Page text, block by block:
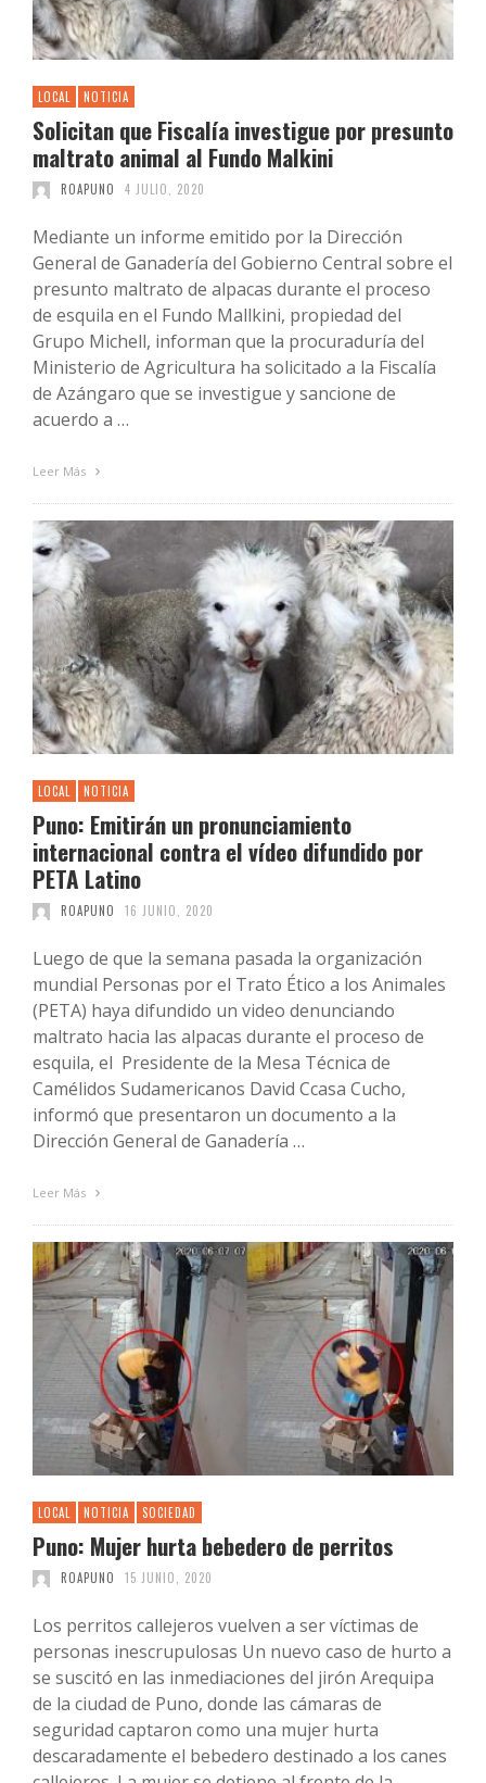
LOCAL NOTICIA
Solicitan que Fiscalía investigue por presunto
maltrato animal al Fundo Malkini
ROAPUNO 4 JULIO, 2020
Mediante un informe emitido por la Dirección
General de Ganadería del Gobierno Central sobre el
presunto maltrato de alpacas durante el proceso
de esquila en el Fundo Mallkini, propiedad del
Grupo Michell, informan que la procuraduría del
Ministerio de Agricultura ha solicitado a la Fiscalía
de Azángaro que se investigue y sancione de
acuerdo a …
Leer Más
LOCAL NOTICIA
Puno: Emitirán un pronunciamiento
internacional contra el vídeo difundido por
PETA Latino
ROAPUNO 16 JUNIO, 2020
Luego de que la semana pasada la organización
mundial Personas por el Trato Ético a los Animales
(PETA) haya difundido un video denunciando
maltrato hacia las alpacas durante el proceso de
esquila, el Presidente de la Mesa Técnica de
Camélidos Sudamericanos David Ccasa Cucho,
informó que presentaron un documento a la
Dirección General de Ganadería …
Leer Más
LOCAL NOTICIA SOCIEDAD
Puno: Mujer hurta bebedero de perritos
ROAPUNO 15 JUNIO, 2020
Los perritos callejeros vuelven a ser víctimas de
personas inescrupulosas Un nuevo caso de hurto a
se suscitó en las inmediaciones del jirón Arequipa
de la ciudad de Puno, donde las cámaras de
seguridad captaron como una mujer hurta
descaradamente el bebedero destinado a los canes